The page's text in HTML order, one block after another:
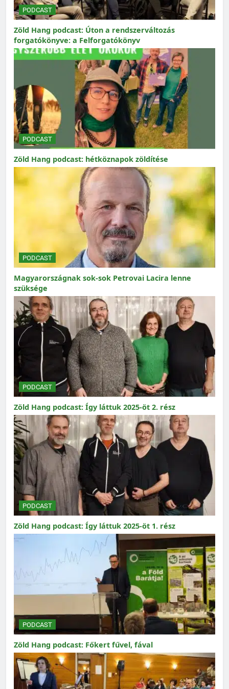
PODCAST
Zöld Hang podcast: Úton a rendszerváltozás
forgatókönyve: a Felforgatókönyv
PODCAST
Zöld Hang podcast: hétköznapok zöldítése
PODCAST
Magyarországnak sok-sok Petrovai Lacira lenne
szüksége
PODCAST
Zöld Hang podcast: Így láttuk 2025-öt 2. rész
PODCAST
Zöld Hang podcast: Így láttuk 2025-öt 1. rész
PODCAST
Zöld Hang podcast: Főkert fűvel, fával